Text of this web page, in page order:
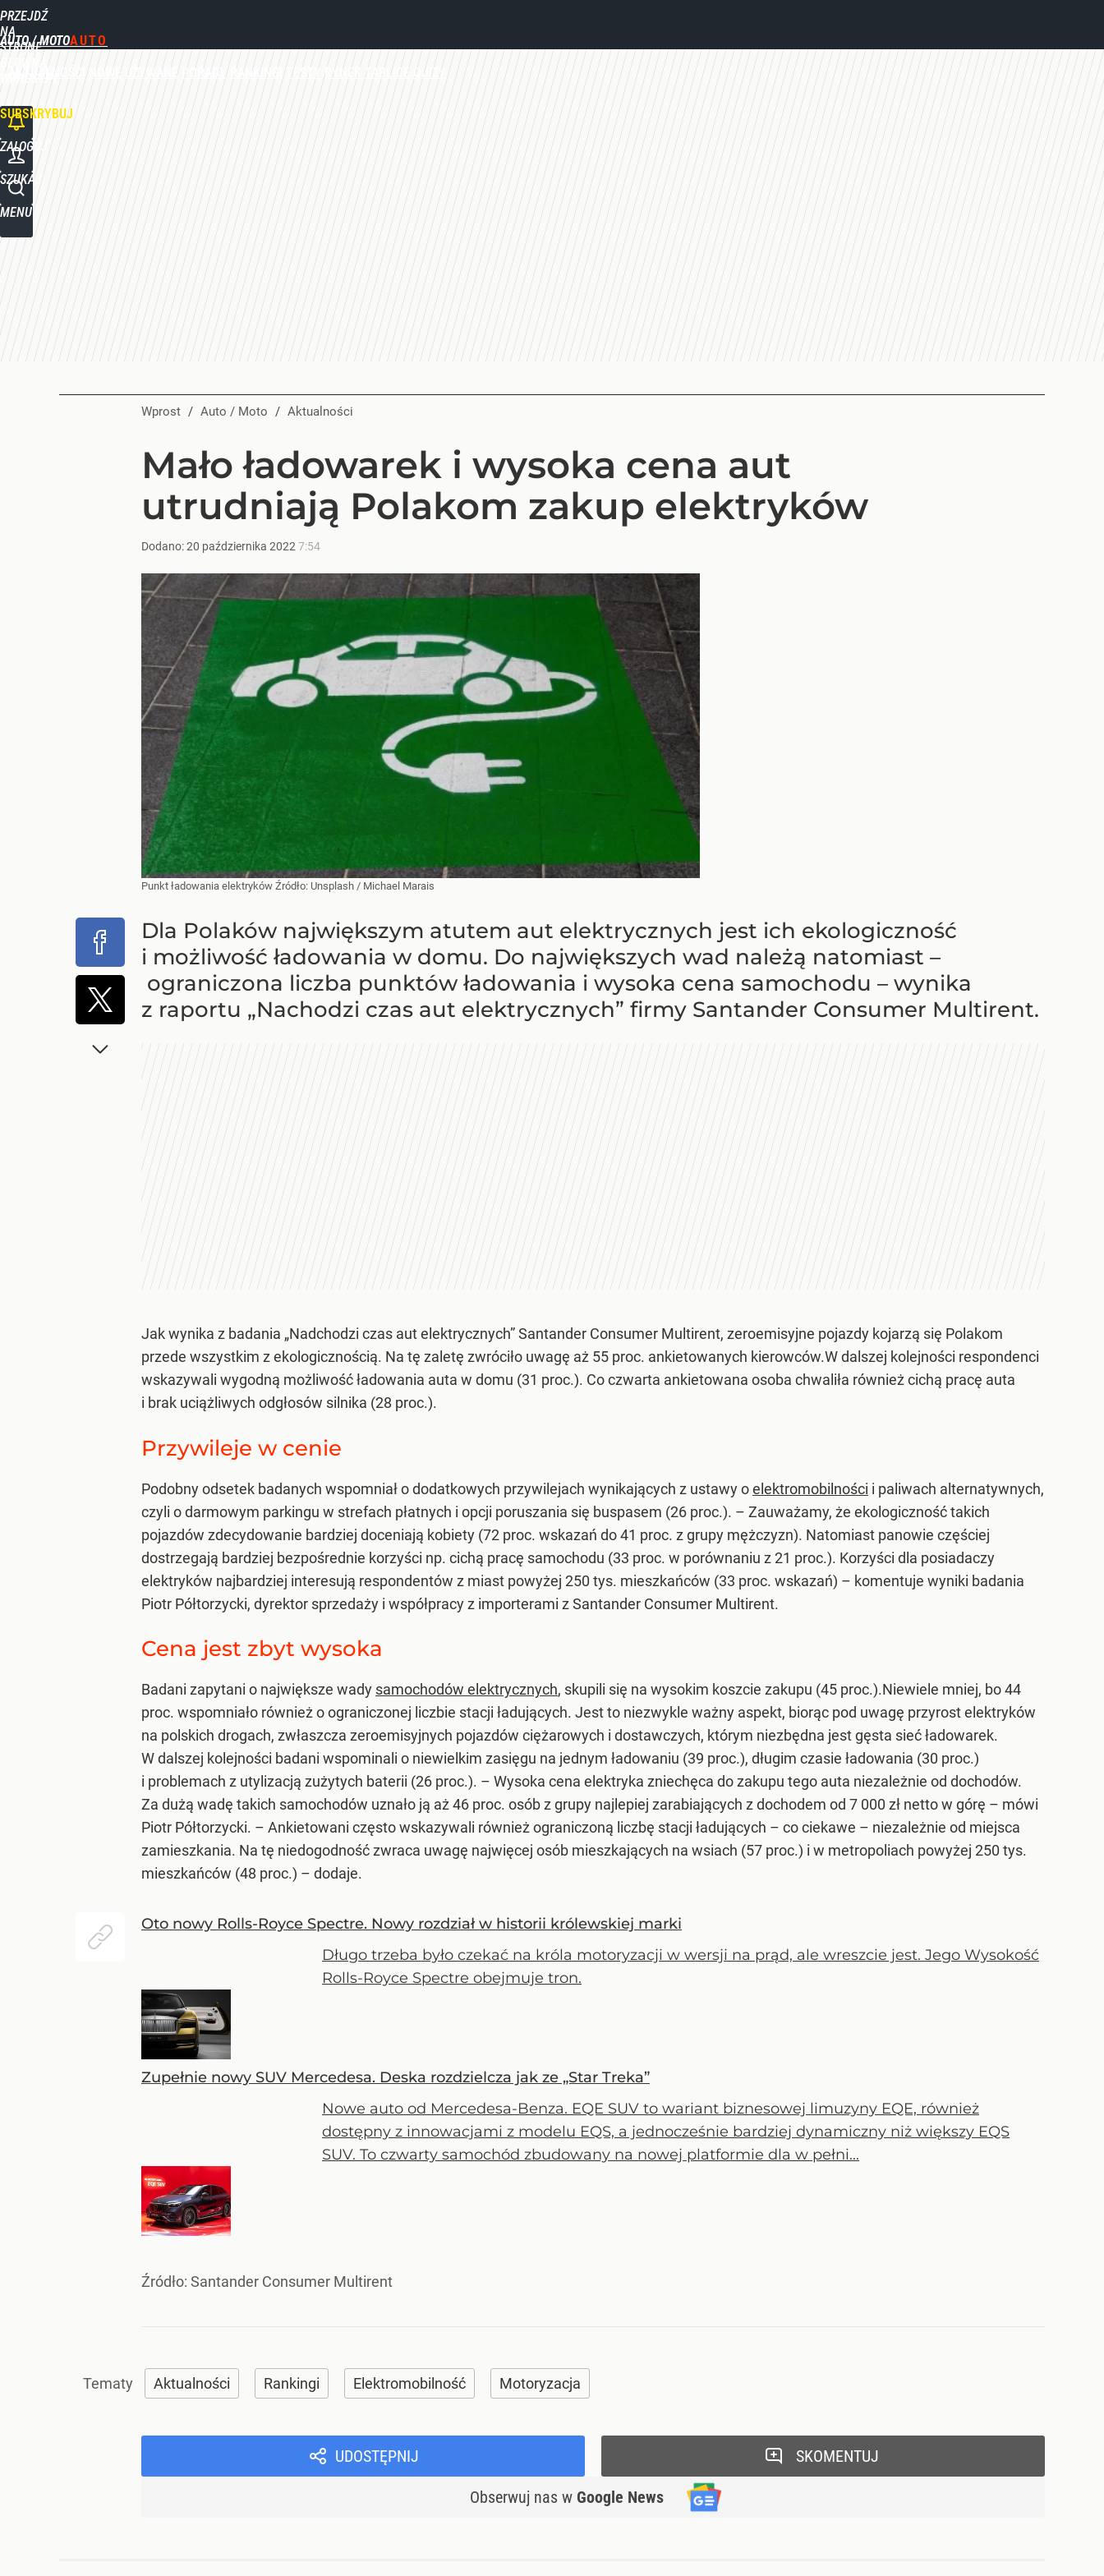
PRZEJDŹ
NA
STRONĘ
GŁÓWNĄ
WPROST.PL
AUTO / MOTO
AKTUALNOŚCI NOWE UŻYWANE PORADY RANKINGI TESTY RYNEK TABLICE QUIZY
SUBSKRYBUJ
ZALOGUJ
SZUKAJ
MENU
Wprost / Auto / Moto / Aktualności
Mało ładowarek i wysoka cena aut
utrudniają Polakom zakup elektryków
Dodano:20 października 2022 7:54
Punkt ładowania elektryków Źródło: Unsplash / Michael Marais
Dla Polaków największym atutem aut elektrycznych jest ich ekologiczność
i możliwość ładowania w domu. Do największych wad należą natomiast –
ograniczona liczba punktów ładowania i wysoka cena samochodu – wynika
z raportu „Nachodzi czas aut elektrycznych” firmy Santander Consumer Multirent.
Jak wynika z badania „Nadchodzi czas aut elektrycznych” Santander Consumer Multirent, zeroemisyjne pojazdy kojarzą się Polakom
przede wszystkim z ekologicznością. Na tę zaletę zwróciło uwagę aż 55 proc. ankietowanych kierowców.W dalszej kolejności respondenci
wskazywali wygodną możliwość ładowania auta w domu (31 proc.). Co czwarta ankietowana osoba chwaliła również cichą pracę auta
i brak uciążliwych odgłosów silnika (28 proc.).
Przywileje w cenie
Podobny odsetek badanych wspomniał o dodatkowych przywilejach wynikających z ustawy oelektromobilności i paliwach alternatywnych,
czyli o darmowym parkingu w strefach płatnych i opcji poruszania się buspasem (26 proc.). – Zauważamy, że ekologiczność takich
pojazdów zdecydowanie bardziej doceniają kobiety (72 proc. wskazań do 41 proc. z grupy mężczyzn). Natomiast panowie częściej
dostrzegają bardziej bezpośrednie korzyści np. cichą pracę samochodu (33 proc. w porównaniu z 21 proc.). Korzyści dla posiadaczy
elektryków najbardziej interesują respondentów z miast powyżej 250 tys. mieszkańców (33 proc. wskazań) – komentuje wyniki badania
Piotr Półtorzycki, dyrektor sprzedaży i współpracy z importerami z Santander Consumer Multirent.
Cena jest zbyt wysoka
Badani zapytani o największe wady samochodów elektrycznych, skupili się na wysokim koszcie zakupu (45 proc.).Niewiele mniej, bo 44
proc. wspomniało również o ograniczonej liczbie stacji ładujących. Jest to niezwykle ważny aspekt, biorąc pod uwagę przyrost elektryków
na polskich drogach, zwłaszcza zeroemisyjnych pojazdów ciężarowych i dostawczych, którym niezbędna jest gęsta sieć ładowarek.
W dalszej kolejności badani wspominali o niewielkim zasięgu na jednym ładowaniu (39 proc.), długim czasie ładowania (30 proc.)
i problemach z utylizacją zużytych baterii (26 proc.). – Wysoka cena elektryka zniechęca do zakupu tego auta niezależnie od dochodów.
Za dużą wadę takich samochodów uznało ją aż 46 proc. osób z grupy najlepiej zarabiających z dochodem od 7 000 zł netto w górę – mówi
Piotr Półtorzycki. – Ankietowani często wskazywali również ograniczoną liczbę stacji ładujących – co ciekawe – niezależnie od miejsca
zamieszkania. Na tę niedogodność zwraca uwagę najwięcej osób mieszkających na wsiach (57 proc.) i w metropoliach powyżej 250 tys.
mieszkańców (48 proc.) – dodaje.
Oto nowy Rolls-Royce Spectre. Nowy rozdział w historii królewskiej marki
Długo trzeba było czekać na króla motoryzacji w wersji na prąd, ale wreszcie jest. Jego Wysokość
Rolls-Royce Spectre obejmuje tron.
Zupełnie nowy SUV Mercedesa. Deska rozdzielcza jak ze „Star Treka”
Nowe auto od Mercedesa-Benza. EQE SUV to wariant biznesowej limuzyny EQE, również
dostępny z innowacjami z modelu EQS, a jednocześnie bardziej dynamiczny niż większy EQS
SUV. To czwarty samochód zbudowany na nowej platformie dla w pełni...
Źródło: Santander Consumer Multirent
Aktualności Rankingi Elektromobilność Motoryzacja
UDOSTĘPNIJ
Obserwuj nas w Google News
SKOMENTUJ